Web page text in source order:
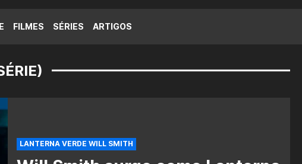
FILMES SÉRIES ARTIGOS
LANTERNA VERDE WILL SMITH